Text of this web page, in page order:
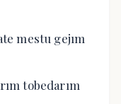
mestu gejım
tobedarım